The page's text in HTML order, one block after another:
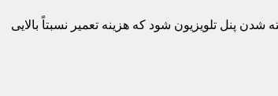
پنل تلویزیون شود که هزینه تعمیر نسبتاً بالایی